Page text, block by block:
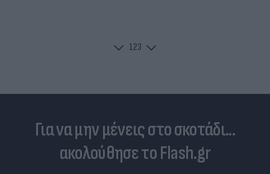
123
Για να μην μένεις στο σκοτάδι...
ακολούθησε το Flash.gr